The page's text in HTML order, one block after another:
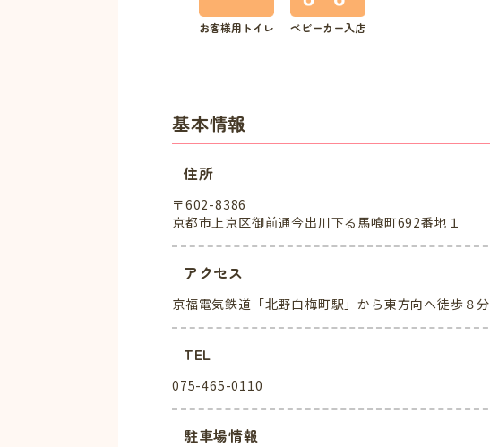
お客様用トイレ ベビーカー入店
基本情報
住所
〒602-8386
京都市上京区御前通今出川下る馬喰町692番地１
アクセス
京福電気鉄道「北野白梅町駅」から東方向へ徒歩８分
TEL
075-465-0110
駐車場情報